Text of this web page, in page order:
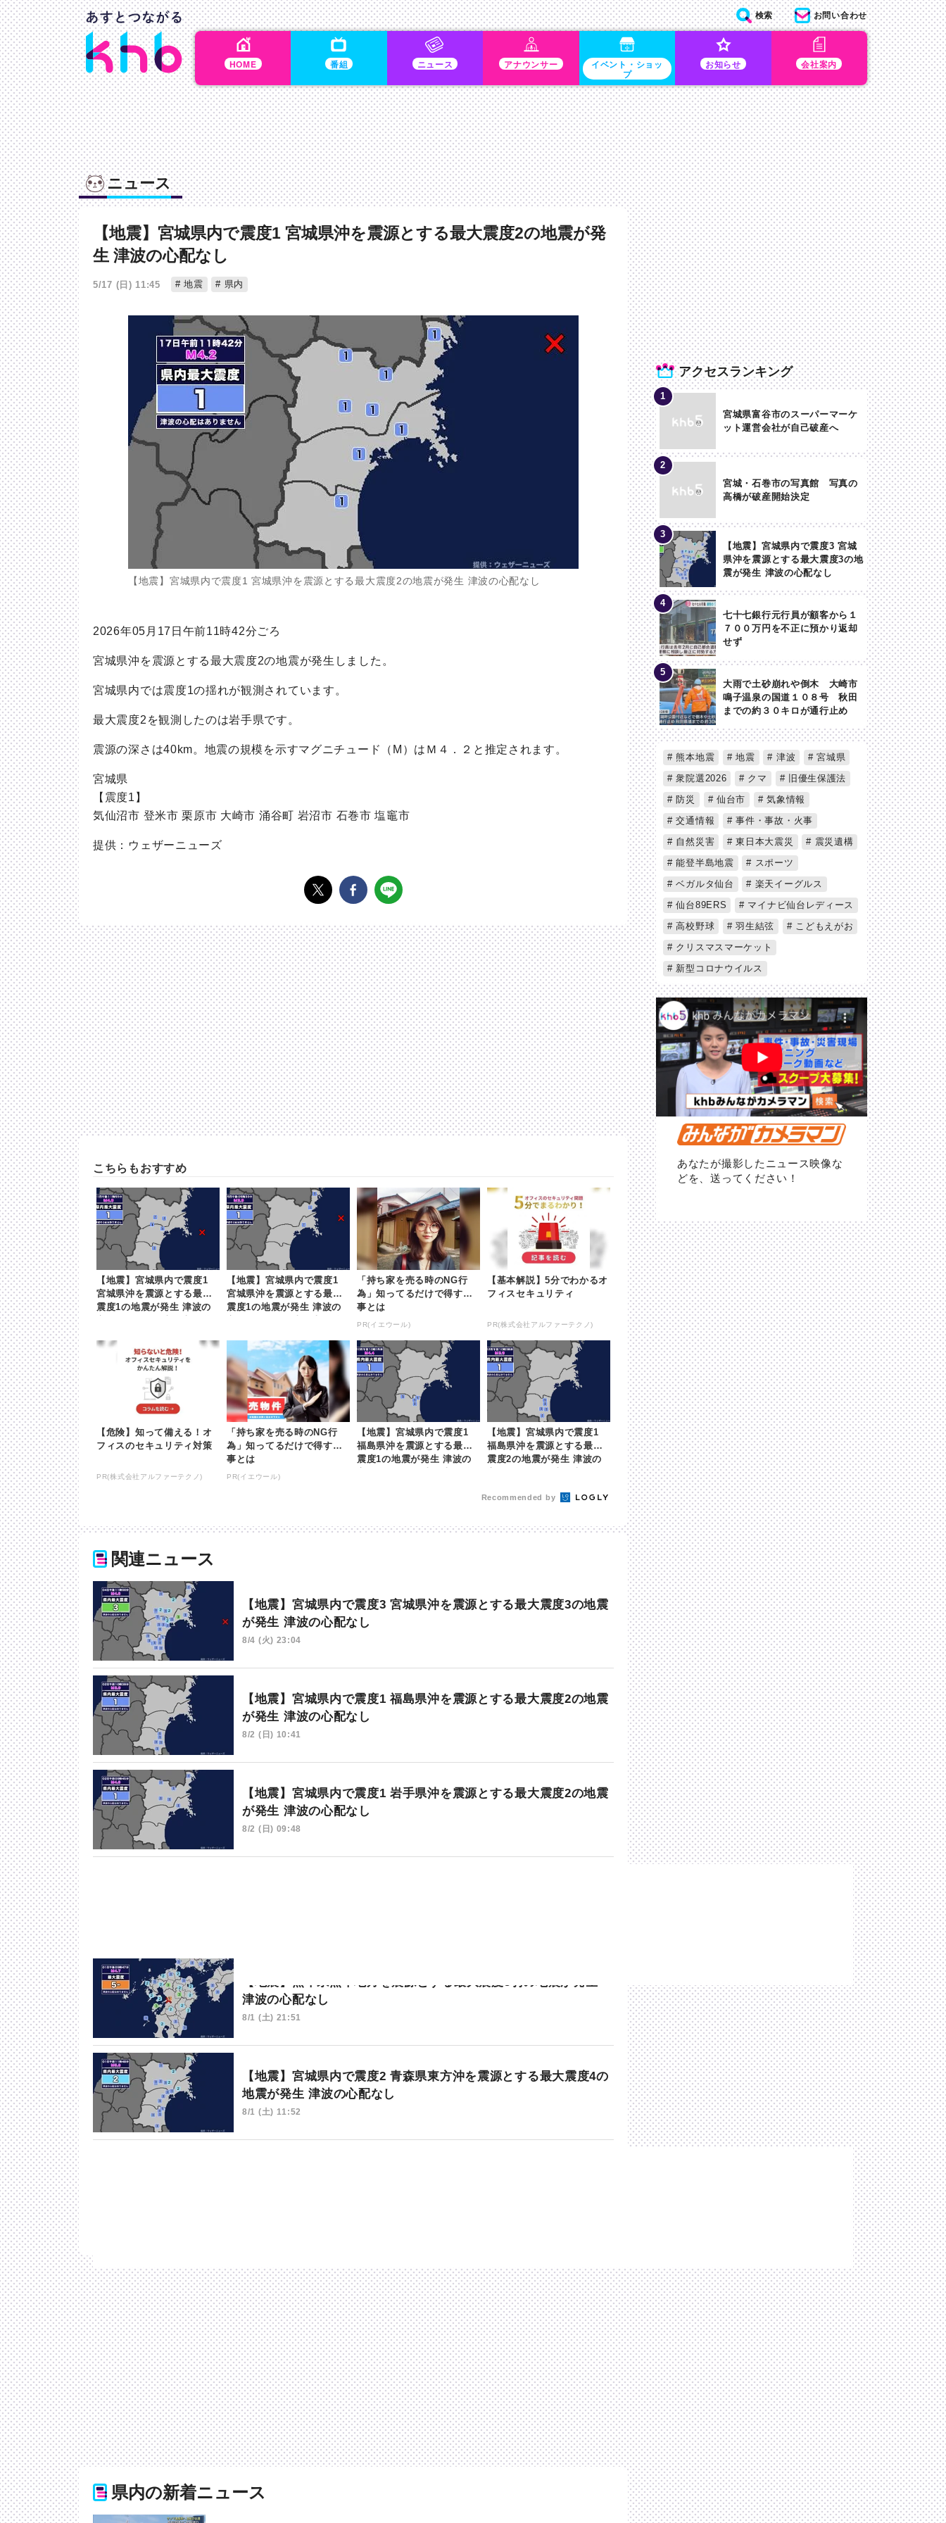
HOME 番組 ニュース アナウンサー イベント・ショッ
プ
お知らせ 会社案内
検索 お問い合わせ
ニュース
【地震】宮城県内で震度1 宮城県沖を震源とする最大震度2の地震が発
生 津波の心配なし
5/17 (日) 11:45 地震 県内
【地震】宮城県内で震度1 宮城県沖を震源とする最大震度2の地震が発生 津波の心配なし
2026年05月17日午前11時42分ごろ
宮城県沖を震源とする最大震度2の地震が発生しました。
宮城県内では震度1の揺れが観測されています。
最大震度2を観測したのは岩手県です。
震源の深さは40km。地震の規模を示すマグニチュード（M）はＭ４．２と推定されます。
宮城県
【震度1】
気仙沼市 登米市 栗原市 大崎市 涌谷町 岩沼市 石巻市 塩竈市
提供：ウェザーニューズ
こちらもおすすめ
【地震】宮城県内で震度1
宮城県沖を震源とする最大
震度1の地震が発生 津波の
【地震】宮城県内で震度1
宮城県沖を震源とする最大
震度1の地震が発生 津波の
「持ち家を売る時のNG行
為」知ってるだけで得する
事とは
PR(イエウール)
【基本解説】5分でわかるオ
フィスセキュリティ
PR(株式会社アルファーテクノ)
【危険】知って備える！オ
フィスのセキュリティ対策
PR(株式会社アルファーテクノ)
「持ち家を売る時のNG行
為」知ってるだけで得する
事とは
PR(イエウール)
【地震】宮城県内で震度1
福島県沖を震源とする最大
震度1の地震が発生 津波の
【地震】宮城県内で震度1
福島県沖を震源とする最大
震度2の地震が発生 津波の
Recommended by
関連ニュース
【地震】宮城県内で震度3 宮城県沖を震源とする最大震度3の地震
が発生 津波の心配なし
8/4 (火) 23:04
【地震】宮城県内で震度1 福島県沖を震源とする最大震度2の地震
が発生 津波の心配なし
8/2 (日) 10:41
【地震】宮城県内で震度1 岩手県沖を震源とする最大震度2の地震
が発生 津波の心配なし
8/2 (日) 09:48
【地震】熊本県熊本地方を震源とする最大震度5弱の地震が発生
津波の心配なし
8/1 (土) 21:51
【地震】宮城県内で震度2 青森県東方沖を震源とする最大震度4の
地震が発生 津波の心配なし
8/1 (土) 11:52
県内の新着ニュース
アクセスランキング
宮城県富谷市のスーパーマーケ
ット運営会社が自己破産へ
宮城・石巻市の写真館 写真の
高橋が破産開始決定
【地震】宮城県内で震度3 宮城
県沖を震源とする最大震度3の地
震が発生 津波の心配なし
七十七銀行元行員が顧客から１
７００万円を不正に預かり返却
せず
大雨で土砂崩れや倒木 大崎市
鳴子温泉の国道１０８号 秋田
までの約３０キロが通行止め
熊本地震 地震 津波
宮城県
衆院選2026
クマ
旧優生保護法
防災
仙台市
気象情報
交通情報
事件・事故・火事
自然災害
東日本大震災
震災遺構
能登半島地震
スポーツ
ベガルタ仙台
楽天イーグルス
仙台89ERS
マイナビ仙台レディース
高校野球
羽生結弦
こどもえがお
クリスマスマーケット
新型コロナウイルス
あなたが撮影したニュース映像な
どを、送ってください！